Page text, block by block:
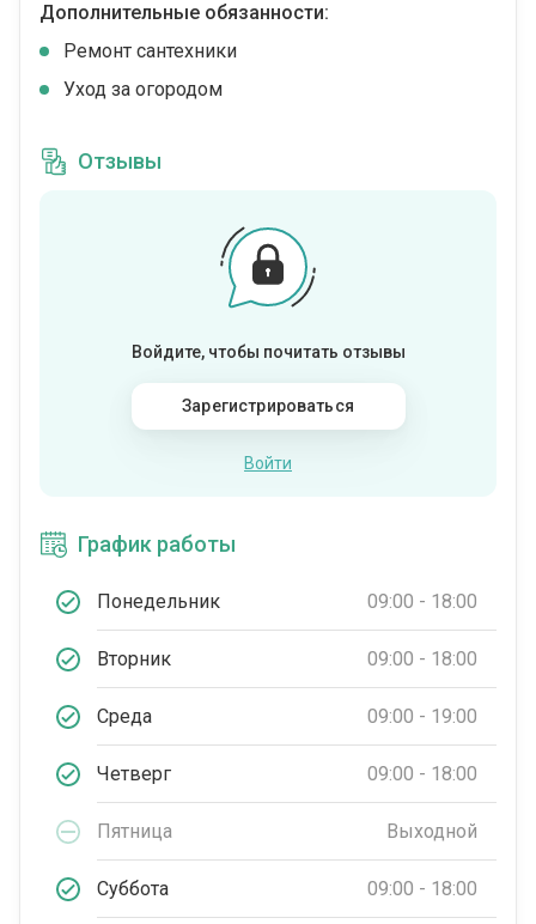
Дополнительные обязанности:
Ремонт сантехники
Уход за огородом
Отзывы
Войдите, чтобы почитать отзывы
Зарегистрироваться
Войти
График работы
Понедельник 09:00 - 18:00
Вторник 09:00 - 18:00
Среда 09:00 - 19:00
Четверг 09:00 - 18:00
Пятница Выходной
Суббота 09:00 - 18:00